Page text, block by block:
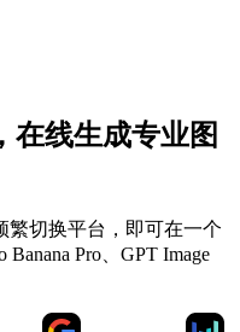
在线生成专业图
繁切换平台，即可在一个
Pro、GPT Image